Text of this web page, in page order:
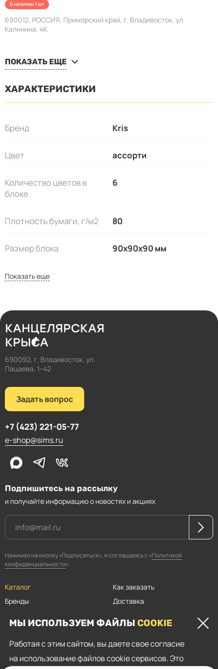
В наличии 1 шт
690012, РОССИЯ, Приморский край, г. Владивосток, ул.
Калинина, 4K
ПОКАЗАТЬ ЕЩЕ
ХАРАКТЕРИСТИКИ
Бренд Kris
Цвет ассорти
Количество цветов в
блоке
6
Плотность бумаги, г/м2 80
Размер блока 90х90х90 мм
Показать еще
МЫ ИСПОЛЬЗУЕМ ФАЙЛЫ COOKIE
Работая с этим сайтом, вы даете свое согласие
на использование файлов cookie сервисов. Это
690092, г. Владивосток, ул.
Пацаева, 1–42
Каталог
Бренды
Прайсы
Контакты
Как заказать
Доставка
Оплата
Скидки
Подпишитесь на рассылку
и получайте информацию о новостях и акциях
Нажимая на кнопку «Подписаться», я соглашаюсь с «Политикой
конфиденциальности».
Задать вопрос
+7 (423) 221-05-77
e-shop@sims.ru